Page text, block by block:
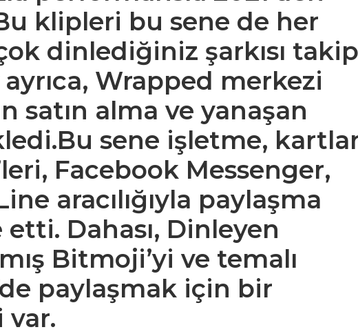
klipleri bu sene de her
dinlediğiniz şarkısı takip
Wrapped merkezi
satın alma ve yanaşan
sene işletme,
Facebook Messenger,
aracılığıyla paylaşma
Dahası, Dinleyen
Bitmoji’yi ve temalı
paylaşmak için bir
var.